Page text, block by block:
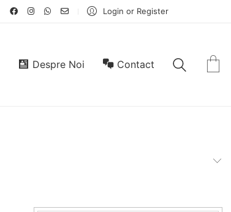
Login or Register
Despre Noi Contact